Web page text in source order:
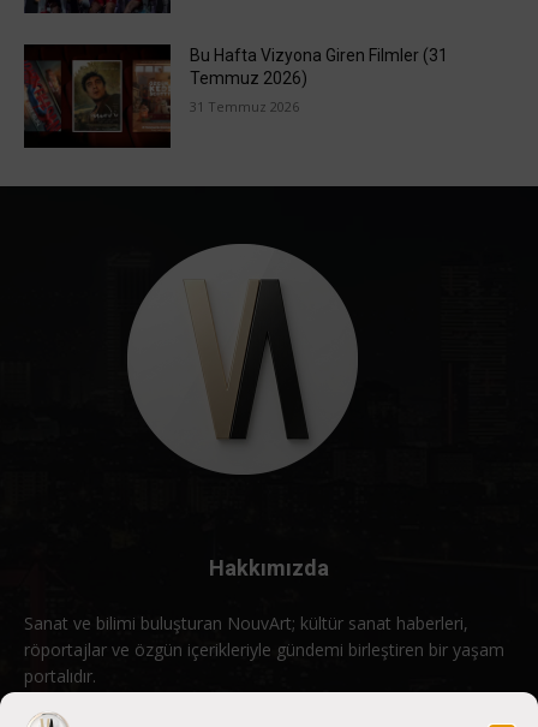
Bu Hafta Vizyona Giren Filmler (31
Temmuz 2026)
31 Temmuz 2026
Hakkımızda
Sanat ve bilimi buluşturan NouvArt; kültür sanat haberleri,
röportajlar ve özgün içerikleriyle gündemi birleştiren bir yaşam
portalıdır.